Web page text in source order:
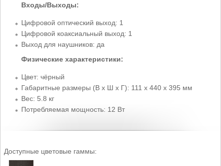
Входы/Выходы:
Цифровой оптический выход: 1
Цифровой коаксиальный выход: 1
Выход для наушников: да
Физические характеристики:
Цвет: чёрный
Габаритные размеры (В x Ш x Г): 111 x 440 x 395 мм
Вес: 5.8 кг
Потребляемая мощность: 12 Вт
Доступные цветовые гаммы: